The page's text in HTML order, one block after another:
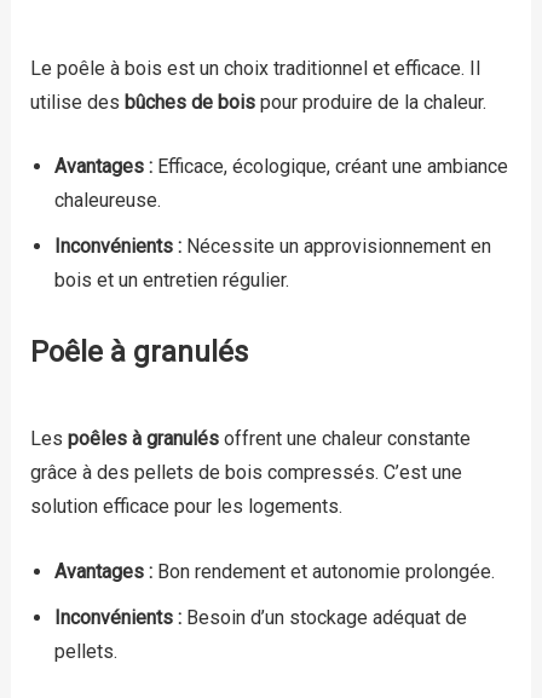
Le poêle à bois est un choix traditionnel et efficace. Il
utilise des bûches de boispour produire de la chaleur.
Avantages :Efficace, écologique, créant une ambiance
chaleureuse.
Inconvénients :Nécessite un approvisionnement en
bois et un entretien régulier.
Poêle à granulés
Les poêles à granulésoffrent une chaleur constante
grâce à des pellets de bois compressés. C’est une
solution efficace pour les logements.
Avantages :Bon rendement et autonomie prolongée.
Inconvénients :Besoin d’un stockage adéquat de
pellets.